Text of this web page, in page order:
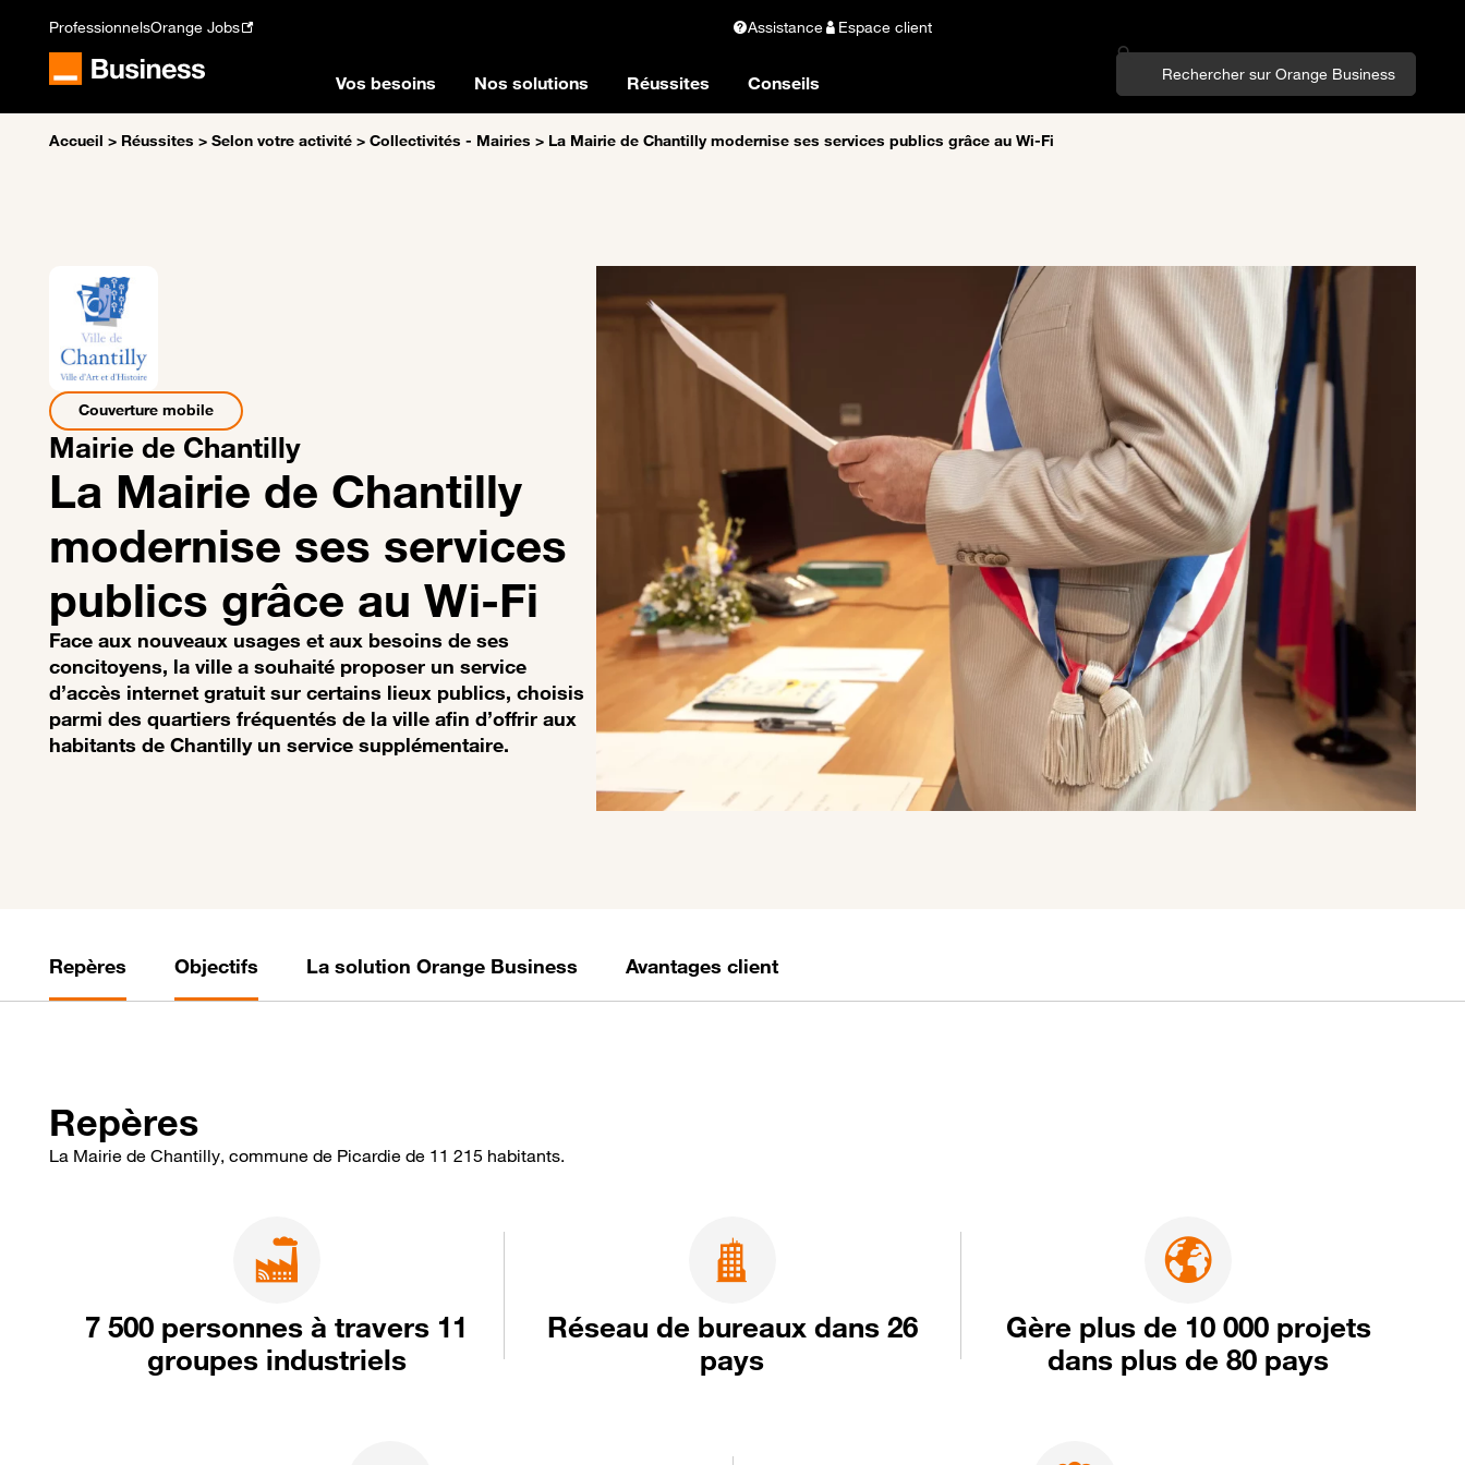
ProfessionnelsOrange Jobs Assistance Espace client
Vos besoins Nos solutions Réussites Conseils
Accueil > Réussites > Selon votre activité > Collectivités - Mairies > La Mairie de Chantilly modernise ses services publics grâce au Wi-Fi
Couverture mobile
Mairie de Chantilly
La Mairie de Chantilly
modernise ses services
publics grâce au Wi-Fi
Face aux nouveaux usages et aux besoins de ses
concitoyens, la ville a souhaité proposer un service
d’accès internet gratuit sur certains lieux publics, choisis
parmi des quartiers fréquentés de la ville afin d’offrir aux
habitants de Chantilly un service supplémentaire.
Repères Objectifs La solution Orange Business Avantages client
Repères
La Mairie de Chantilly, commune de Picardie de 11 215 habitants.
7 500 personnes à travers 11
groupes industriels
Réseau de bureaux dans 26
pays
Gère plus de 10 000 projets
dans plus de 80 pays